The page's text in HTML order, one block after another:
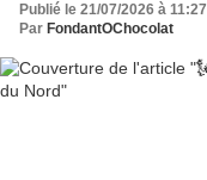
Publié le 21/07/2026 à 11:27
Par FondantOChocolat